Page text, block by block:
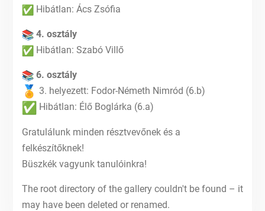
Hibátlan: Ács Zsófia
4. osztály
Hibátlan: Szabó Villő
6. osztály
3. helyezett: Fodor-Németh Nimród (6.b)
Hibátlan: Élő Boglárka (6.a)
Gratulálunk minden résztvevőnek és a
felkészítőknek!
Büszkék vagyunk tanulóinkra!
The root directory of the gallery couldn't be found – it
may have been deleted or renamed.